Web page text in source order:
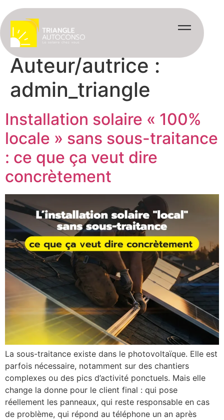
Auteur/autrice :
admin_triangle
Installation solaire « 100%
locale » sans sous-traitance
: ce que ça veut dire
concrètement
La sous-traitance existe dans le photovoltaïque. Elle est
parfois nécessaire, notamment sur des chantiers
complexes ou des pics d’activité ponctuels. Mais elle
change la donne pour le client final : qui pose
réellement les panneaux, qui reste responsable en cas
de problème, qui répond au téléphone un an après